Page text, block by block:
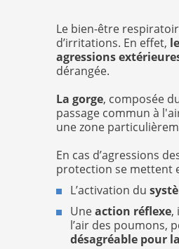
Le bien-être
d’irritations. En effet,
agressions
dérangée.
La gorge, composée
passage commun à
une zone
En cas d’agressions
protection se mettent
L’activation du
Uneaction réflexe,
l’air des poumons,
désagréable pour